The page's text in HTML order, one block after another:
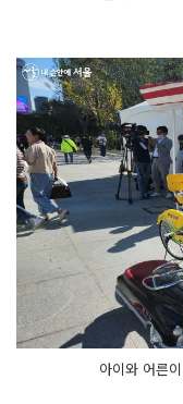
아이와 어른